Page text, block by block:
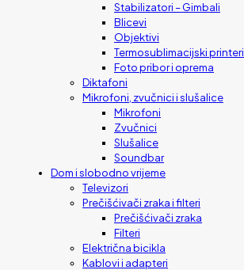
Stabilizatori – Gimbali
Blicevi
Objektivi
Termosublimacijski printeri
Foto pribor i oprema
Diktafoni
Mikrofoni, zvučnici i slušalice
Mikrofoni
Zvučnici
Slušalice
Soundbar
Dom i slobodno vrijeme
Televizori
Prečišćivači zraka i filteri
Prečišćivači zraka
Filteri
Električna bicikla
Kablovi i adapteri